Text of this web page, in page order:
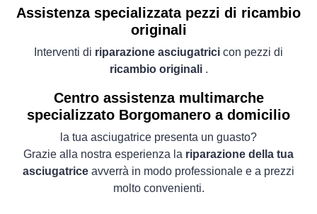
Assistenza specializzata pezzi di ricambio
originali
Interventi di riparazione asciugatrici con pezzi di
ricambio originali .
Centro assistenza multimarche
specializzato Borgomanero a domicilio
la tua asciugatrice presenta un guasto?
Grazie alla nostra esperienza la riparazione della tua
asciugatrice avverrà in modo professionale e a prezzi
molto convenienti.